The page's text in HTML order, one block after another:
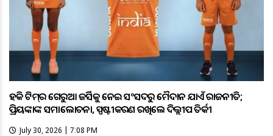
ହକି ଟିମ୍‌ର ଗେରୁଆ ଜର୍ସିକୁ ନେଇ ସଂସଦରୁ ମୈଦାନ ଯାଏଁ ରାଜନୀତି;
ପ୍ରିୟଙ୍କାଙ୍କ ସମାଲୋଚନା, ସ୍ପଷ୍ଟୀକରଣ ରଖିଲେ ଦିଲ୍ଲୀପ ତିର୍କୀ
July 30, 2026 | 7:08 PM